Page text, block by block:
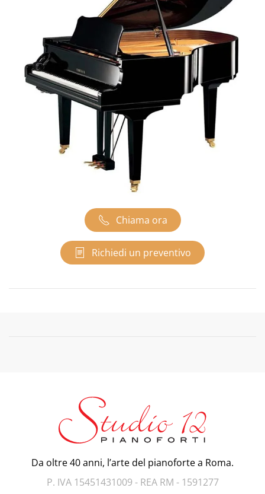
Chiama ora
Richiedi un preventivo
Da oltre 40 anni, l’arte del pianoforte a Roma.
P. IVA 15451431009 - REA RM - 1591277